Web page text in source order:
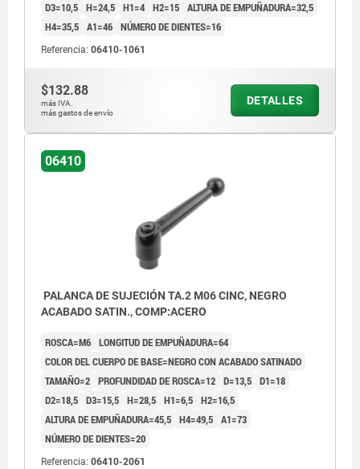
D3=10,5 H=24,5 H1=4 H2=15 ALTURA DE EMPUÑADURA=32,5
H4=35,5 A1=46 NÚMERO DE DIENTES=16
Referencia: 06410-1061
$132.88
más IVA.
más gastos de envío
DETALLES
06410
PALANCA DE SUJECIÓN TA.2 M06 CINC, NEGRO
ACABADO SATIN., COMP:ACERO
ROSCA=M6 LONGITUD DE EMPUÑADURA=64
COLOR DEL CUERPO DE BASE=NEGRO CON ACABADO SATINADO
TAMAÑO=2 PROFUNDIDAD DE ROSCA=12 D=13,5 D1=18
D2=18,5 D3=15,5 H=28,5 H1=6,5 H2=16,5
ALTURA DE EMPUÑADURA=45,5 H4=49,5 A1=73
NÚMERO DE DIENTES=20
Referencia: 06410-2061